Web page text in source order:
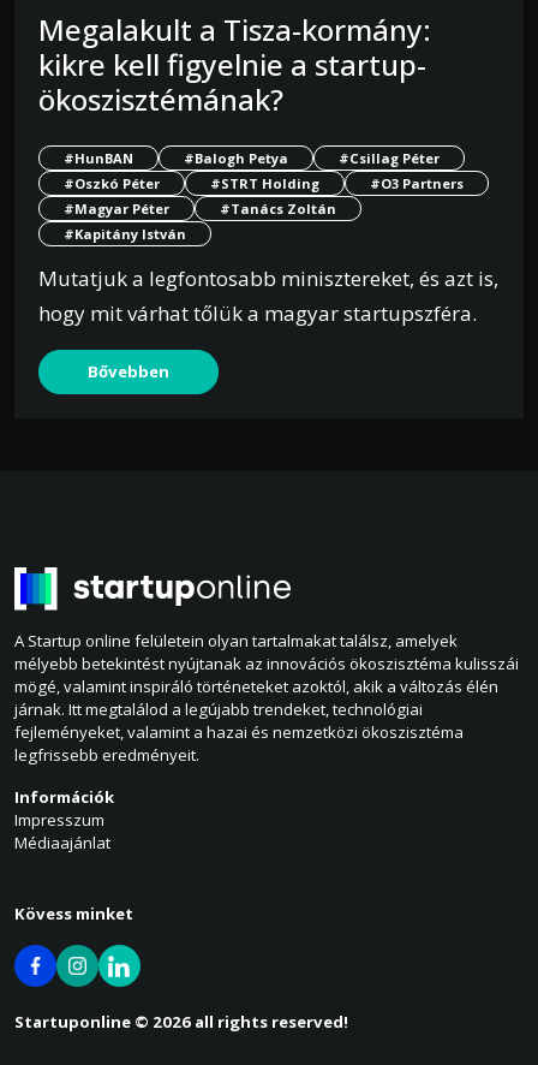
Megalakult a Tisza-kormány:
kikre kell figyelnie a startup-
ökoszisztémának?
#HunBAN #Balogh Petya
#Csillag Péter
#Oszkó Péter
#STRT Holding
#O3 Partners
#Magyar Péter
#Tanács Zoltán
#Kapitány István
Mutatjuk a legfontosabb minisztereket, és azt is,
hogy mit várhat tőlük a magyar startupszféra.
Bővebben
A Startup online felületein olyan tartalmakat találsz, amelyek
mélyebb betekintést nyújtanak az innovációs ökoszisztéma kulisszái
mögé, valamint inspiráló történeteket azoktól, akik a változás élén
járnak. Itt megtalálod a legújabb trendeket, technológiai
fejleményeket, valamint a hazai és nemzetközi ökoszisztéma
legfrissebb eredményeit.
Információk
Impresszum
Médiaajánlat
Kövess minket
Startuponline © 2026 all rights reserved!